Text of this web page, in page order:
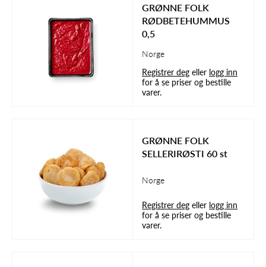
GRØNNE FOLK
RØDBETEHUMMUS
0,5
Norge
Registrer deg eller logg inn
for å se priser og bestille
varer.
GRØNNE FOLK
SELLERIRØSTI 60 st
Norge
Registrer deg eller logg inn
for å se priser og bestille
varer.